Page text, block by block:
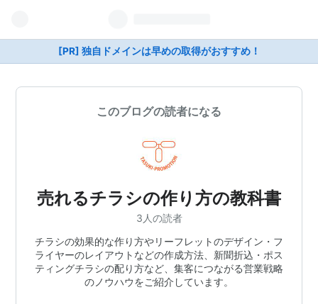
[PR] 独自ドメインは早めの取得がおすすめ！
このブログの読者になる
売れるチラシの作り方の教科書
3人の読者
チラシの効果的な作り方やリーフレットのデザイン・フ
ライヤーのレイアウトなどの作成方法、新聞折込・ポス
ティングチラシの配り方など、集客につながる営業戦略
のノウハウをご紹介しています。